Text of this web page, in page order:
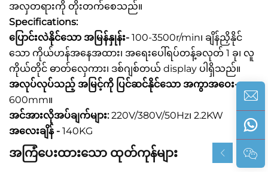
အလှတရားကို တိုးတက်စေသည်။
Specifications:
ပြောင်းလဲနိုင်သော အမြန်နှုန်း- 100-3500r/min၊ ချိန်ညှိနိုင်
သော ကိုယ်ဟန်အနေအထား၊ အရေးပေါ်ရပ်တန့်ခလုတ် 1 ခု၊ လူ
ကိုယ်တိုင် ဓာတ်လှေကား၊ ဒစ်ဂျစ်တယ် display ပါရှိသည်။
အလုပ်လုပ်သည့် အမြင့်ကို ပြင်ဆင်နိုင်သော အကွာအဝေး-
600mm။
အင်အားလိုအပ်ချက်များ:220V/380V/50Hz၊ 2.2KW
အလေးချိန် - 140KG
အကြံပေးထားသော ထုတ်ကုန်များ